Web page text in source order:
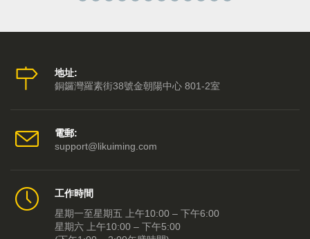
地址:
銅鑼灣羅素街38號金朝陽中心 801-2室
電郵:
support@likuiming.com
工作時間
星期一至星期五 上午10:00 – 下午6:00
星期六 上午10:00 – 下午5:00